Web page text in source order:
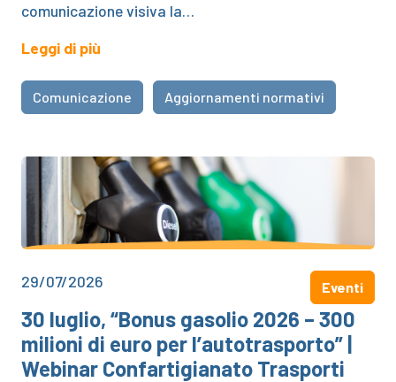
comunicazione visiva la…
Leggi di più
Comunicazione Aggiornamenti normativi
29/07/2026 Eventi
30 luglio, “Bonus gasolio 2026 – 300
milioni di euro per l’autotrasporto” |
Webinar Confartigianato Trasporti